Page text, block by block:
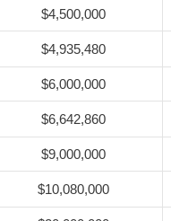
$4,500,000
$4,935,480
$6,000,000
$6,642,860
$9,000,000
$10,080,000